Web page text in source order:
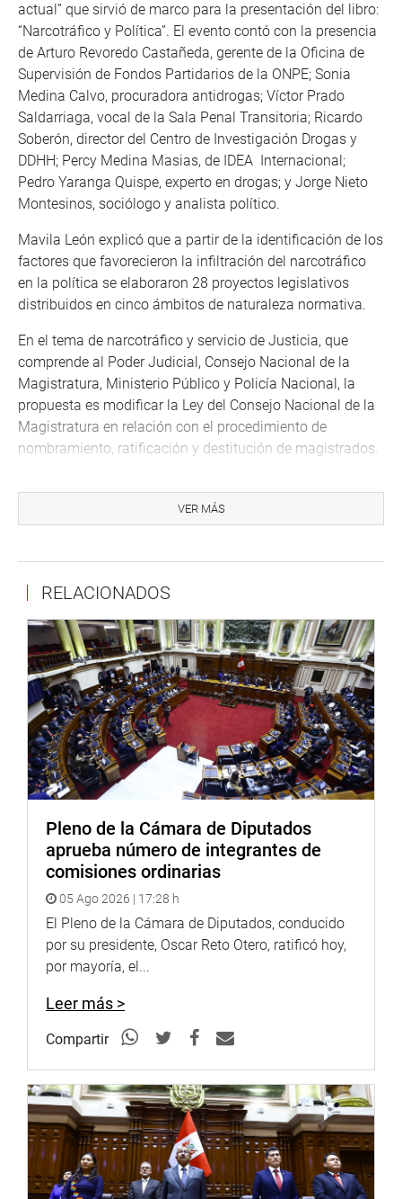
actual” que sirvió de marco para la presentación del libro:
“Narcotráfico y Política”. El evento contó con la presencia
de Arturo Revoredo Castañeda, gerente de la Oficina de
Supervisión de Fondos Partidarios de la ONPE; Sonia
Medina Calvo, procuradora antidrogas; Víctor Prado
Saldarriaga, vocal de la Sala Penal Transitoria; Ricardo
Soberón, director del Centro de Investigación Drogas y
DDHH; Percy Medina Masias, de IDEA Internacional;
Pedro Yaranga Quispe, experto en drogas; y Jorge Nieto
Montesinos, sociólogo y analista político.
Mavila León explicó que a partir de la identificación de los
factores que favorecieron la infiltración del narcotráfico
en la política se elaboraron 28 proyectos legislativos
distribuidos en cinco ámbitos de naturaleza normativa.
En el tema de narcotráfico y servicio de Justicia, que
comprende al Poder Judicial, Consejo Nacional de la
Magistratura, Ministerio Público y Policía Nacional, la
propuesta es modificar la Ley del Consejo Nacional de la
Magistratura en relación con el procedimiento de
nombramiento, ratificación y destitución de magistrados.
prohibición, cierre temporal o definitivo de comisarías o
puestos de control policial en zonas de alto tránsito de
Para determinar la responsabilidad política en los
diferentes ámbitos de gobierno, se propone la creación de
oficinas encargadas de prevención y lucha contra el
narcotráfico en los gobiernos regionales, provinciales y
locales.
Asimismo, se acordó la propuesta de reformar el
financiamiento de partidos políticos en el Perú y la
modificatoria de la Ley de Partidos obligando a incluir en
la declaración jurada de vida la relación de parientes
hasta el segundo grado de afinidad y cuarto de
partidos políticos y la ONPE sobre aportes y gastos en la
campaña electoral.
Traslado de droga
La Comisión ha establecido siete proyectos de ley
destinados a tratar de impedir el traslado de drogas,
como control de equipajes, carga y pasajeros en el
transporte terrestre, aéreo, marítimo y fluvial; acciones de
prevención y control en los puertos y terminales
portuarios; creación de la Escuela Nacional de
interceptación y derribamiento de las aeronaves civiles
usadas para el tráfico ilícito de drogas en el espacio aéreo
peruano.
Del mismo modo, implementación de un servicio médico
en los aeropuertos para los operativos antidrogas vía
VER MÁS
RELACIONADOS
Pleno de la Cámara de Diputados
aprueba número de integrantes de
comisiones ordinarias
05 Ago 2026 | 17:28 h
El Pleno de la Cámara de Diputados, conducido
por su presidente, Oscar Reto Otero, ratificó hoy,
por mayoría, el...
Leer más >
Compartir